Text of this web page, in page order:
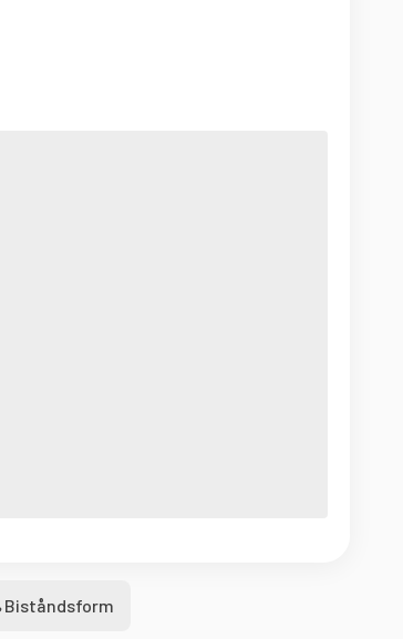
Biståndsform